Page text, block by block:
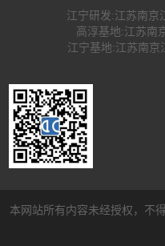
江宁研发:江苏南京
高淳基地:江苏南
江宁基地:江苏南京
本网站所有内容未经授权，不